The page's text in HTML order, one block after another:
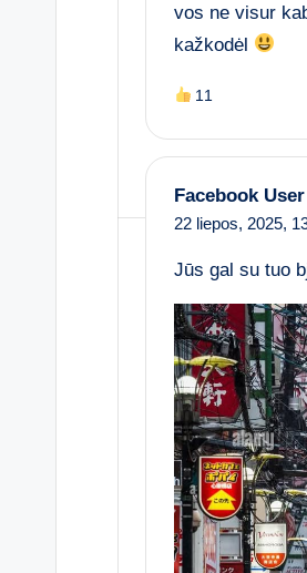
vos ne visur
kažkodėl
11
Facebook User
22 liepos, 2025,
Jūs gal su tuo